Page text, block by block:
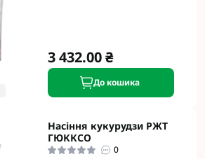
3 432.00 ₴
До кошика
Насіння кукурудзи РЖТ
ГЮККСО
0